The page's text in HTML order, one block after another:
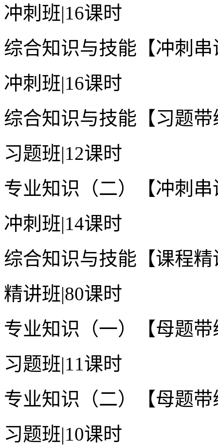
冲刺班|16课时
综合知识与技能【冲刺
冲刺班|16课时
综合知识与技能【习题
习题班|12课时
专业知识（二）【冲刺
冲刺班|14课时
综合知识与技能【课程
精讲班|80课时
专业知识（一）【母题
习题班|11课时
专业知识（二）【母题
习题班|10课时